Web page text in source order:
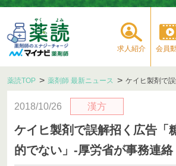
求人紹介 会員
薬読TOP 薬剤師 最新ニュース ケイヒ製剤で
2018/10/26 漢方
ケイヒ製剤で誤解招く広告「
的でない」‐厚労省が事務連絡